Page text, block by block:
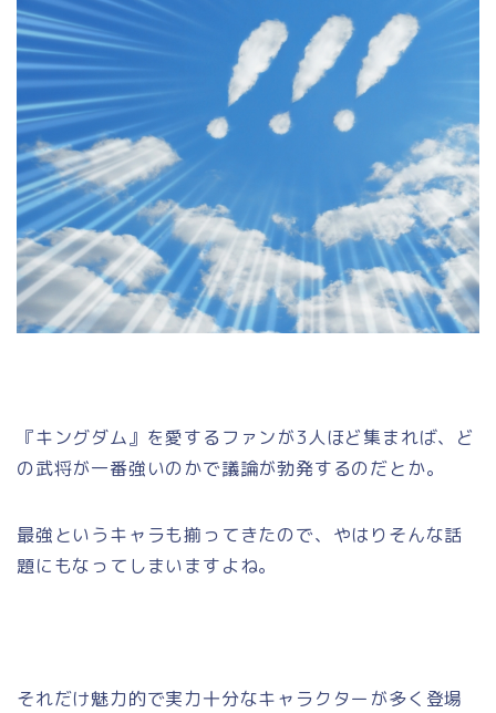
『キングダム』を愛するファンが3人ほど集まれば、ど
の武将が一番強いのかで議論が勃発するのだとか。
最強というキャラも揃ってきたので、やはりそんな話
題にもなってしまいますよね。
それだけ魅力的で実力十分なキャラクターが多く登場